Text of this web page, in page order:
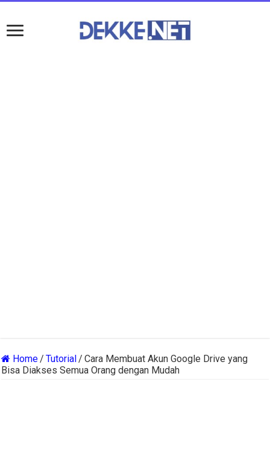
Home/ Tutorial/ Cara Membuat Akun Google Drive yang
Bisa Diakses Semua Orang dengan Mudah